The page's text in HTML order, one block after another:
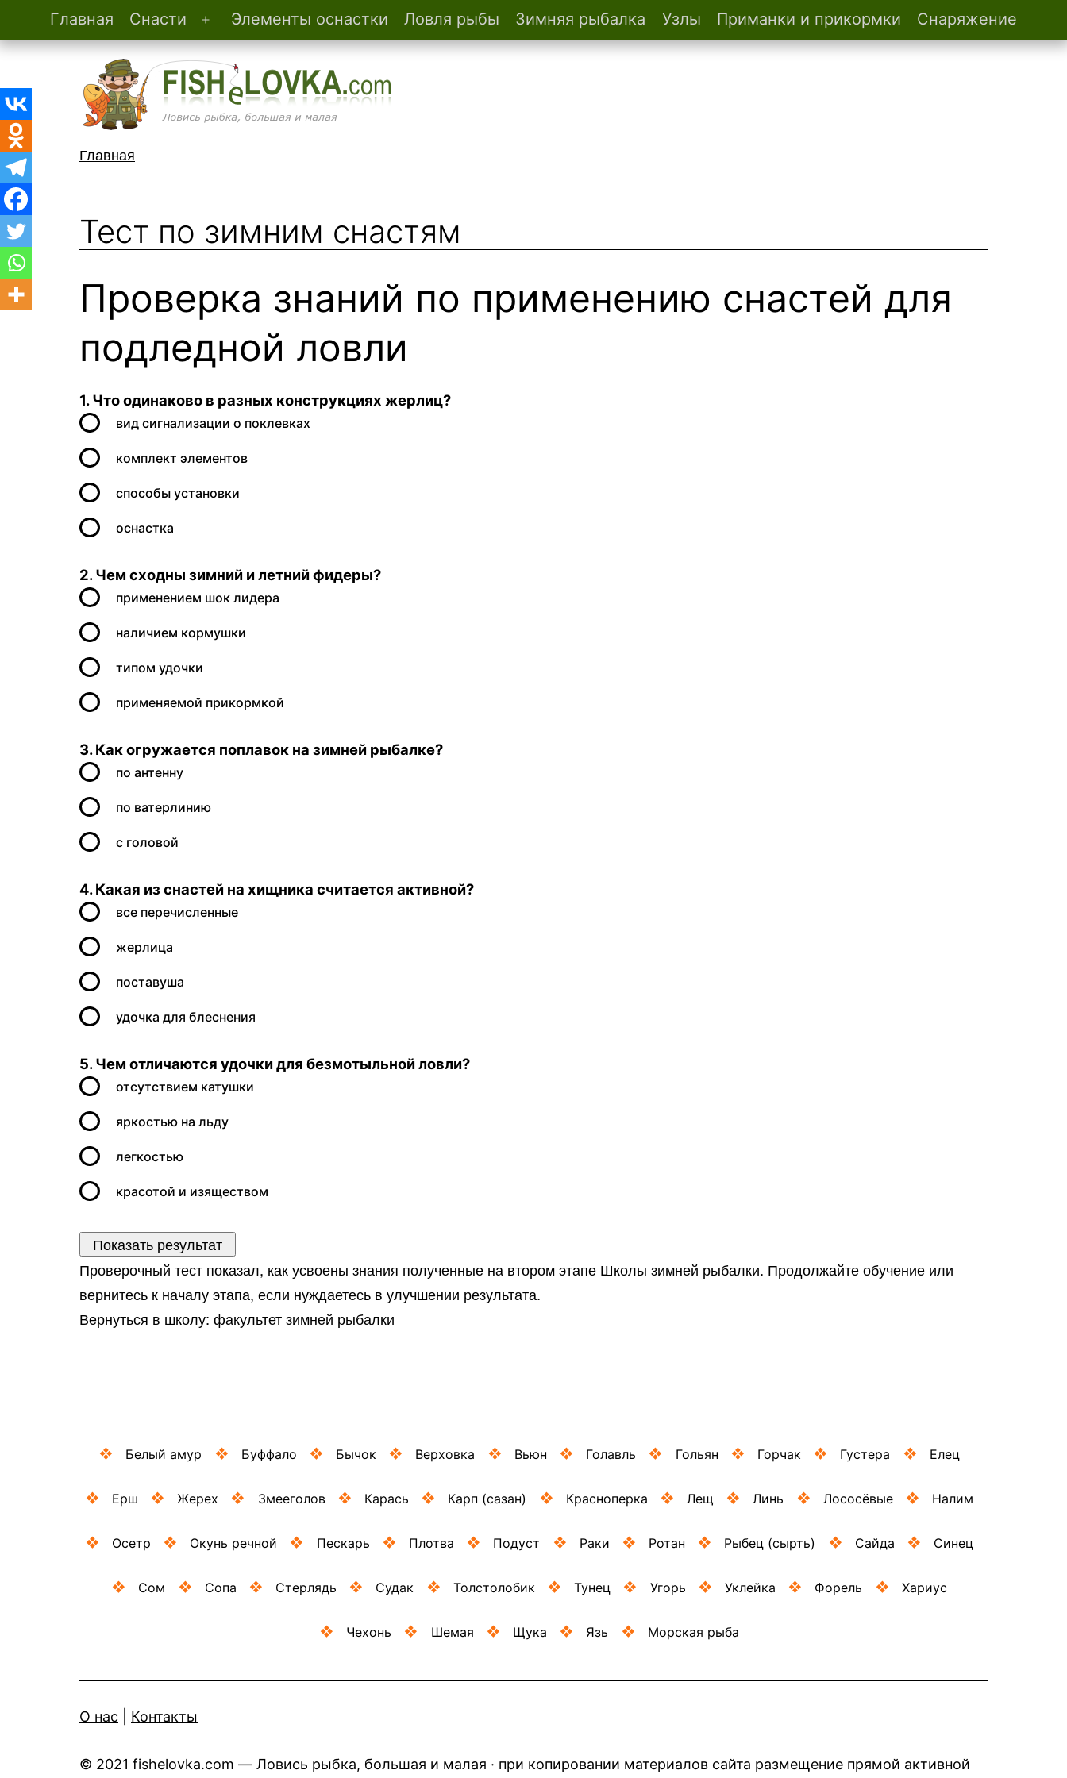
Перейти
содержимому
FisheLovka.com
Главная Снасти
Открыть
меню
Элементы оснастки Ловля рыбы Зимняя рыбалка Узлы Приманки и прикормки Снаряжение
Главная
Тест по зимним снастям
Проверка знаний по применению снастей для
подледной ловли
1. Что одинаково в разных конструкциях жерлиц?
вид сигнализации о поклевках
комплект элементов
способы установки
оснастка
2. Чем сходны зимний и летний фидеры?
применением шок лидера
наличием кормушки
типом удочки
применяемой прикормкой
3. Как огружается поплавок на зимней рыбалке?
по антенну
по ватерлинию
с головой
4. Какая из снастей на хищника считается активной?
все перечисленные
жерлица
поставуша
удочка для блеснения
5. Чем отличаются удочки для безмотыльной ловли?
отсутствием катушки
яркостью на льду
легкостью
красотой и изяществом
Проверочный тест показал, как усвоены знания полученные на втором этапе Школы зимней рыбалки. Продолжайте обучение или
вернитесь к началу этапа, если нуждаетесь в улучшении результата.
Вернуться в школу: факультет зимней рыбалки
Белый амур Буффало Бычок Верховка Вьюн Голавль Гольян Горчак Густера Елец
Ерш Жерех Змееголов Карась Карп (сазан) Красноперка Лещ Линь Лососёвые Налим
Осетр Окунь речной Пескарь Плотва Подуст Раки Ротан Рыбец (сырть) Сайда Синец
Сом Сопа Стерлядь Судак Толстолобик Тунец Угорь Уклейка Форель Хариус
Чехонь Шемая Щука Язь Морская рыба
O нас Контакты
© 2021 fishelovka.com — Ловись рыбка, большая и малая · при копировании материалов сайта размещение прямой активной